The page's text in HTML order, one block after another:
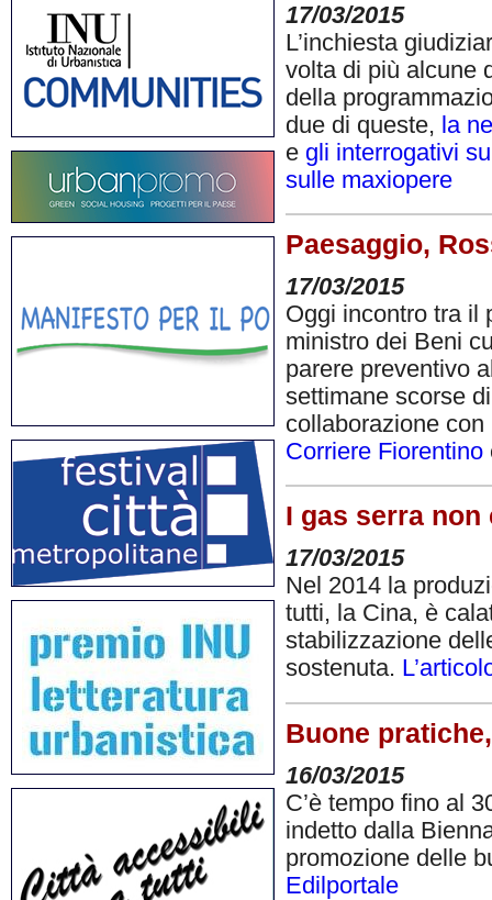
17/03/2015
L’inchiesta
volta di più alcune
della
due di queste, la
e gli interrogativi
sulle maxiopere
Paesaggio,
17/03/2015
Oggi incontro tra il
ministro dei Beni
parere preventivo
settimane scorse
collaborazione
Corriere Fiorentino
I gas serra non
17/03/2015
Nel 2014 la
tutti, la Cina, è
stabilizzazione
sostenuta.
Buone
16/03/2015
C’è tempo fino al
indetto dalla
promozione delle
Edilportale